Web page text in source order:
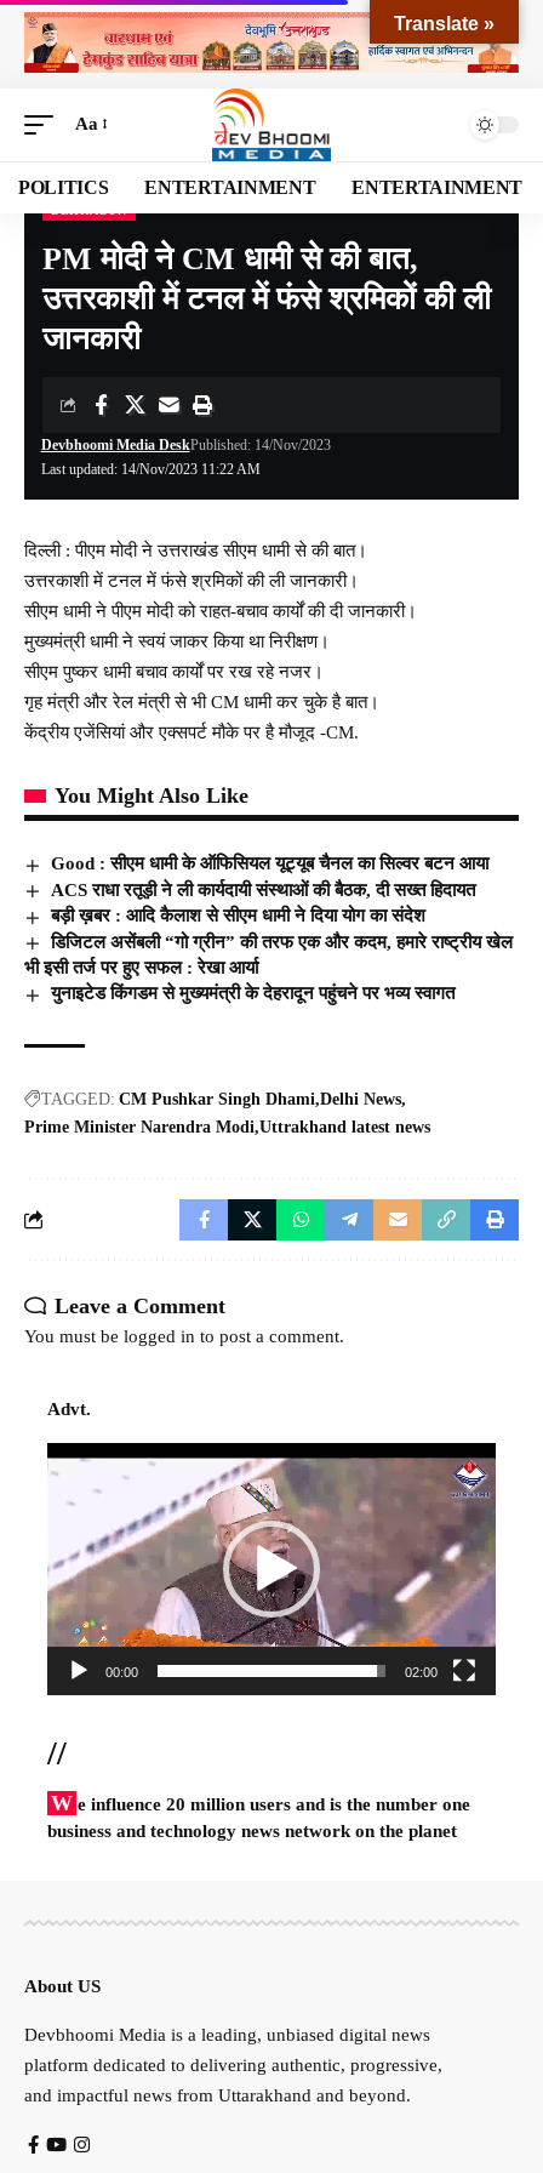
Aa
POLITICS ENTERTAINMENT ENTERTAINMENT
Devbhoomi Media >Blog>NATIONAL>UTTARAKHAND>DEHRADUN
PM मोदी ने CM धामी से की बात,
उत्तरकाशी में टनल में फंसे श्रमिकों की ली
जानकारी
Last updated: 14/Nov/2023 11:22 AM
Devbhoomi Media DeskPublished: 14/Nov/2023
दिल्ली : पीएम मोदी ने उत्तराखंड सीएम धामी से की बात।
उत्तरकाशी में टनल में फंसे श्रमिकों की ली जानकारी।
सीएम धामी ने पीएम मोदी को राहत-बचाव कार्यों की दी जानकारी।
मुख्यमंत्री धामी ने स्वयं जाकर किया था निरीक्षण।
सीएम पुष्कर धामी बचाव कार्यों पर रख रहे नजर।
गृह मंत्री और रेल मंत्री से भी CM धामी कर चुके है बात।
केंद्रीय एजेंसियां और एक्सपर्ट मौके पर है मौजूद -CM.
You Might Also Like
Good : सीएम धामी के ऑफिसियल यूट्यूब चैनल का सिल्वर बटन आया
ACS राधा रतूड़ी ने ली कार्यदायी संस्थाओं की बैठक, दी सख्त हिदायत
बड़ी ख़बर : आदि कैलाश से सीएम धामी ने दिया योग का संदेश
डिजिटल असेंबली “गो ग्रीन” की तरफ एक और कदम, हमारे राष्ट्रीय खेल
भी इसी तर्ज पर हुए सफल : रेखा आर्या
युनाइटेड किंगडम से मुख्यमंत्री के देहरादून पहुंचने पर भव्य स्वागत
TAGGED: CM Pushkar Singh Dhami Delhi News
Prime Minister Narendra Modi Uttrakhand latest news
Leave a Comment
You must be logged in to post a comment.
Advt.
Video
00:00 02:00
//
W e influence 20 million users and is the number one
business and technology news network on the planet
About US
Devbhoomi Media is a leading, unbiased digital news
platform dedicated to delivering authentic, progressive,
and impactful news from Uttarakhand and beyond.
Translate »